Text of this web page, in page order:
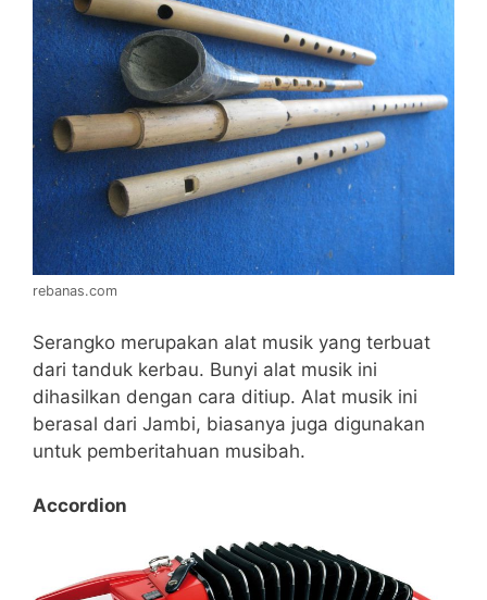
rebanas.com
Serangko merupakan alat musik yang terbuat
dari tanduk kerbau. Bunyi alat musik ini
dihasilkan dengan cara ditiup. Alat musik ini
berasal dari Jambi, biasanya juga digunakan
untuk pemberitahuan musibah.
Accordion